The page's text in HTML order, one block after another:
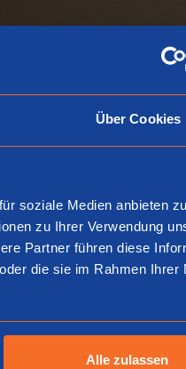
Über Cookies
soziale Medien anbieten
zu Ihrer Verwendung
Partner führen diese
die sie im Rahmen Ihrer
Alle zulassen